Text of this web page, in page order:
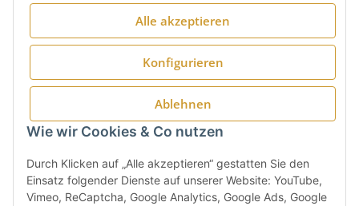
Alle akzeptieren
Konfigurieren
Ablehnen
Wie wir Cookies & Co nutzen
Durch Klicken auf „Alle akzeptieren“ gestatten Sie den
Einsatz folgender Dienste auf unserer Website: YouTube,
Vimeo, ReCaptcha, Google Analytics, Google Ads, Google